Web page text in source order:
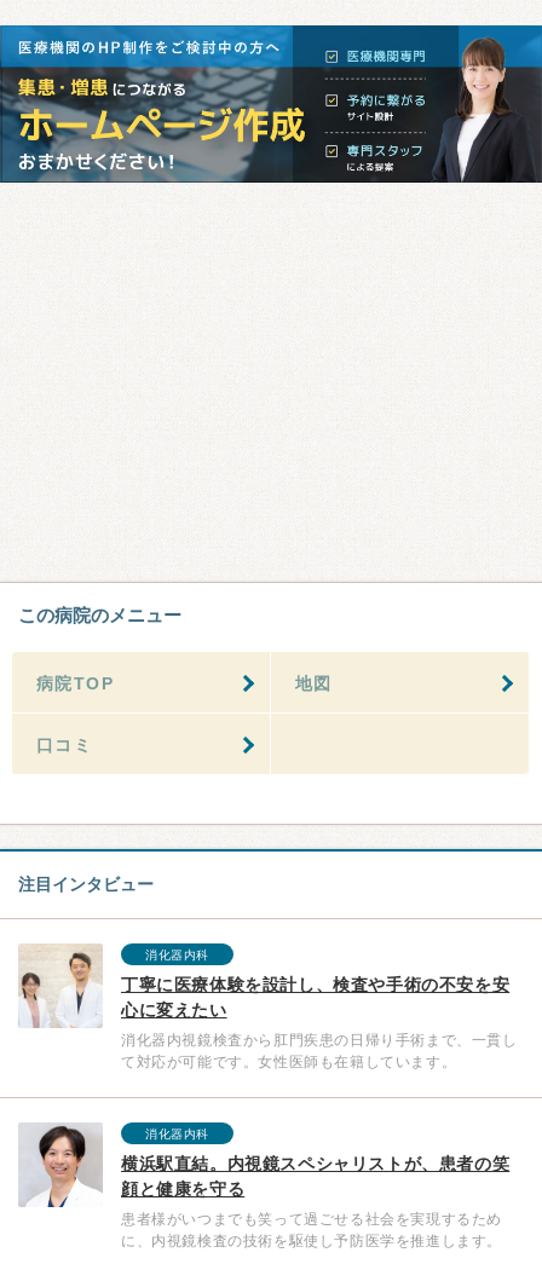
この病院のメニュー
病院TOP 地図
口コミ
注目インタビュー
消化器内科
丁寧に医療体験を設計し、検査や手術の不安を安
心に変えたい
消化器内視鏡検査から肛門疾患の日帰り手術まで、一貫し
て対応が可能です。女性医師も在籍しています。
消化器内科
横浜駅直結。内視鏡スペシャリストが、患者の笑
顔と健康を守る
患者様がいつまでも笑って過ごせる社会を実現するため
に、内視鏡検査の技術を駆使し予防医学を推進します。